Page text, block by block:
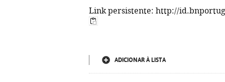
Link persistente: http://
ADICIONAR À LISTA